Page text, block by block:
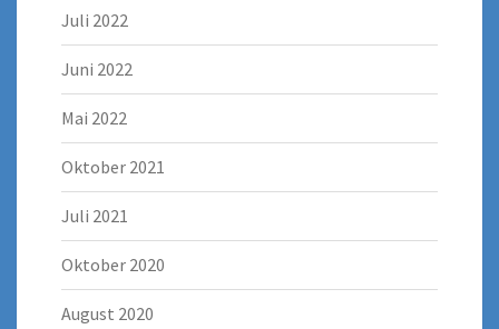
Juli 2022
Juni 2022
Mai 2022
Oktober 2021
Juli 2021
Oktober 2020
August 2020